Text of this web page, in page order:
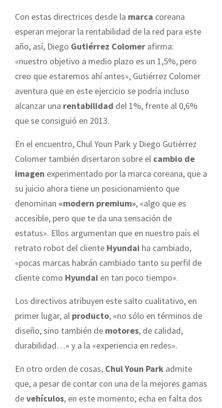
Con estas directrices desde la marca coreana
esperan mejorar la rentabilidad de la red para este
año, así, Diego Gutiérrez Colomer afirma:
«nuestro objetivo a medio plazo es un 1,5%, pero
creo que estaremos ahí antes», Gutiérrez Colomer
aventura que en este ejercicio se podría incluso
alcanzar una rentabilidad del 1%, frente al 0,6%
que se consiguió en 2013.
En el encuentro, Chul Youn Park y Diego Gutiérrez
Colomer también disertaron sobre el cambio de
imagen experimentado por la marca coreana, que a
su juicio ahora tiene un posicionamiento que
denominan «modern premium», «algo que es
accesible, pero que te da una sensación de
estatus». Ellos argumentan que en nuestro país el
retrato robot del cliente Hyundai ha cambiado,
«pocas marcas habrán cambiado tanto su perfil de
cliente como Hyundai en tan poco tiempo».
Los directivos atribuyen este salto cualitativo, en
primer lugar, al producto, «no sólo en términos de
diseño, sino también de motores, de calidad,
durabilidad…» y a la «experiencia en redes».
En otro orden de cosas, Chul Youn Park admite
que, a pesar de contar con una de la mejores gamas
devehículos, en este momento, echa en falta dos